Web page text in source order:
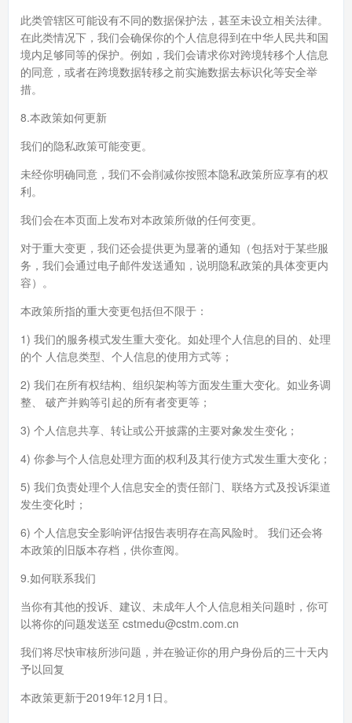
此类管辖区可能设有不同的数据保护法，甚至未设立相关法律。
在此类情况下，我们会确保你的个人信息得到在中华人民共和国
境内足够同等的保护。例如，我们会请求你对跨境转移个人信息
的同意，或者在跨境数据转移之前实施数据去标识化等安全举
措。
8.本政策如何更新
我们的隐私政策可能变更。
未经你明确同意，我们不会削减你按照本隐私政策所应享有的权
利。
我们会在本页面上发布对本政策所做的任何变更。
对于重大变更，我们还会提供更为显著的通知（包括对于某些服
务，我们会通过电子邮件发送通知，说明隐私政策的具体变更内
容）。
本政策所指的重大变更包括但不限于：
1) 我们的服务模式发生重大变化。如处理个人信息的目的、处理
的个 人信息类型、个人信息的使用方式等；
2) 我们在所有权结构、组织架构等方面发生重大变化。如业务调
整、 破产并购等引起的所有者变更等；
3) 个人信息共享、转让或公开披露的主要对象发生变化；
4) 你参与个人信息处理方面的权利及其行使方式发生重大变化；
5) 我们负责处理个人信息安全的责任部门、联络方式及投诉渠道
发生变化时；
6) 个人信息安全影响评估报告表明存在高风险时。 我们还会将
本政策的旧版本存档，供你查阅。
9.如何联系我们
当你有其他的投诉、建议、未成年人个人信息相关问题时，你可
以将你的问题发送至 cstmedu@cstm.com.cn
我们将尽快审核所涉问题，并在验证你的用户身份后的三十天内
予以回复
本政策更新于2019年12月1日。